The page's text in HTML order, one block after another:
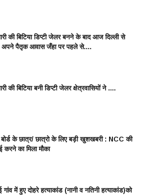
की बिटिया डिप्टी जेलर बनने के बाद आज दिल्ली से
पैतृक आवास जँहा पर पहले से....
की बिटिया बनी डिप्टी जेलर क्षेत्रवासियों ने ....
बोर्ड के छात्र/ छात्रो के लिए बड़ी खुशखबरी : NCC की
करने का मिला मौका
गांव में हुए दोहरे हत्याकांड (नानी व नतिनी हत्याकांड)को